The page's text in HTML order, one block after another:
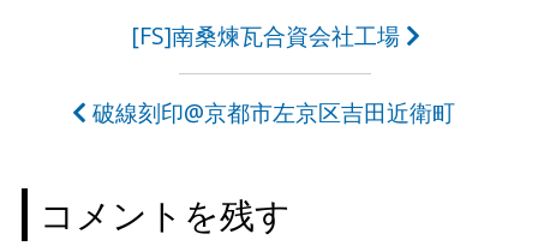
ビ
ゲ
[FS]南桑煉瓦合資会社工場
破線刻印@京都市左京区吉田近衛町
コメントを残す